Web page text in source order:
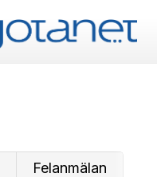
Felanmälan